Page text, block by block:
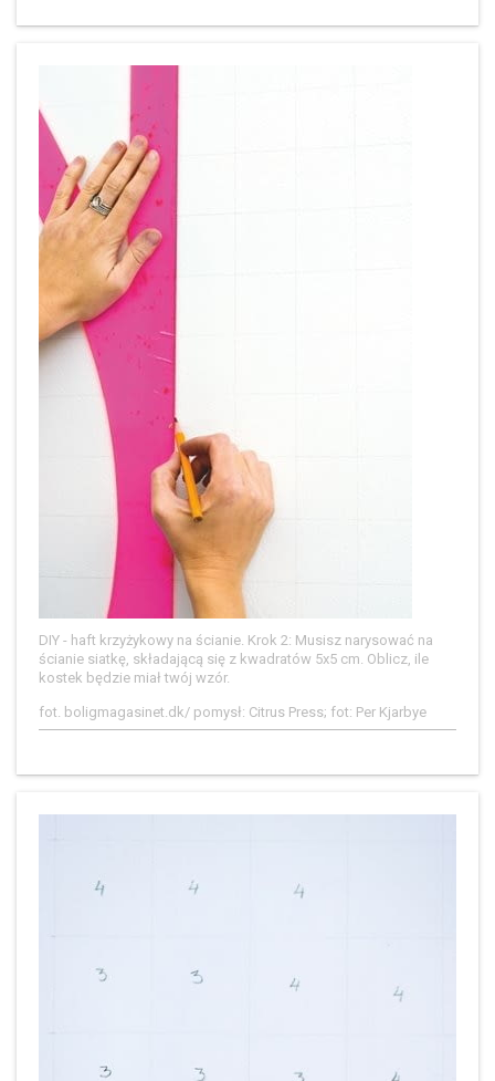
DIY - haft krzyżykowy na ścianie. Krok 2: Musisz narysować na
ścianie siatkę, składającą się z kwadratów 5x5 cm. Oblicz, ile
kostek będzie miał twój wzór.
fot. boligmagasinet.dk/ pomysł: Citrus Press; fot: Per Kjarbye